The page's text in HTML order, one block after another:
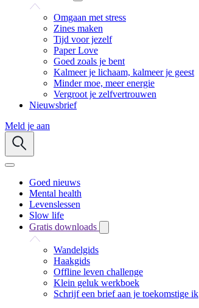
Omgaan met stress
Zines maken
Tijd voor jezelf
Paper Love
Goed zoals je bent
Kalmeer je lichaam, kalmeer je geest
Minder moe, meer energie
Vergroot je zelfvertrouwen
Nieuwsbrief
Meld je aan
Goed nieuws
Mental health
Levenslessen
Slow life
Gratis downloads
Wandelgids
Haakgids
Offline leven challenge
Klein geluk werkboek
Schrijf een brief aan je toekomstige ik